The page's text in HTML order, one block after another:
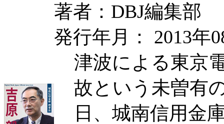
著者：DBJ編集部
発行年月： 2013年
津波による東京
故という未曽有
日、城南信用金